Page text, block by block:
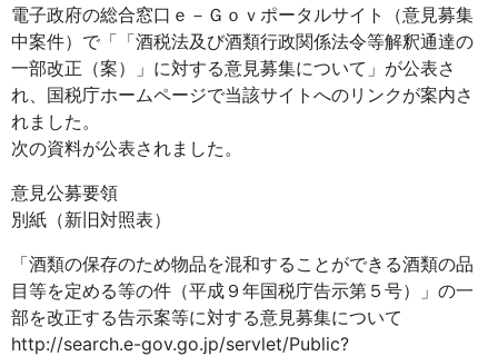
電子政府の総合窓口ｅ－Ｇｏｖポータルサイト（意見募集
中案件）で「「酒税法及び酒類行政関係法令等解釈通達の
一部改正（案）」に対する意見募集について」が公表さ
れ、国税庁ホームページで当該サイトへのリンクが案内さ
れました。
次の資料が公表されました。
意見公募要領
別紙（新旧対照表）
「酒類の保存のため物品を混和することができる酒類の品
目等を定める等の件（平成９年国税庁告示第５号）」の一
部を改正する告示案等に対する意見募集について
http://search.e-gov.go.jp/servlet/Public?